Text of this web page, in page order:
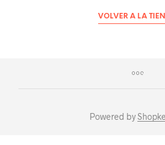
VOLVER A LA
Powered by